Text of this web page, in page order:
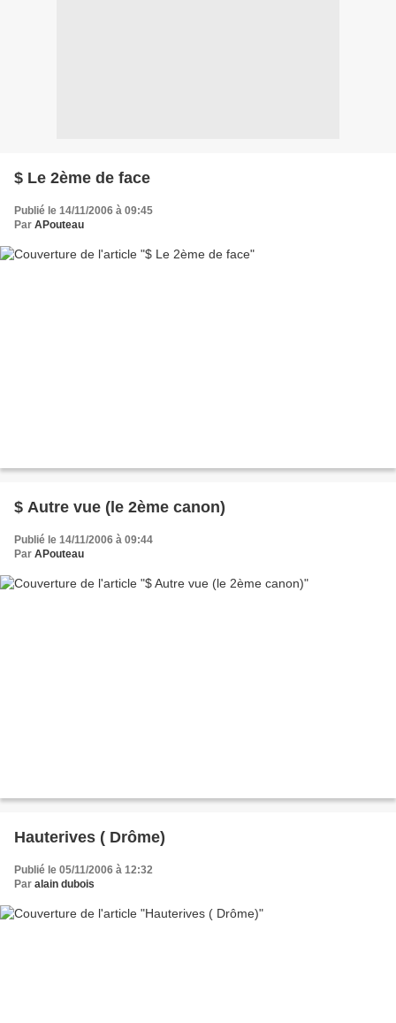
$ Le 2ème de face
Publié le 14/11/2006 à 09:45
Par APouteau
$ Autre vue (le 2ème canon)
Publié le 14/11/2006 à 09:44
Par APouteau
Hauterives ( Drôme)
Publié le 05/11/2006 à 12:32
Par alain dubois